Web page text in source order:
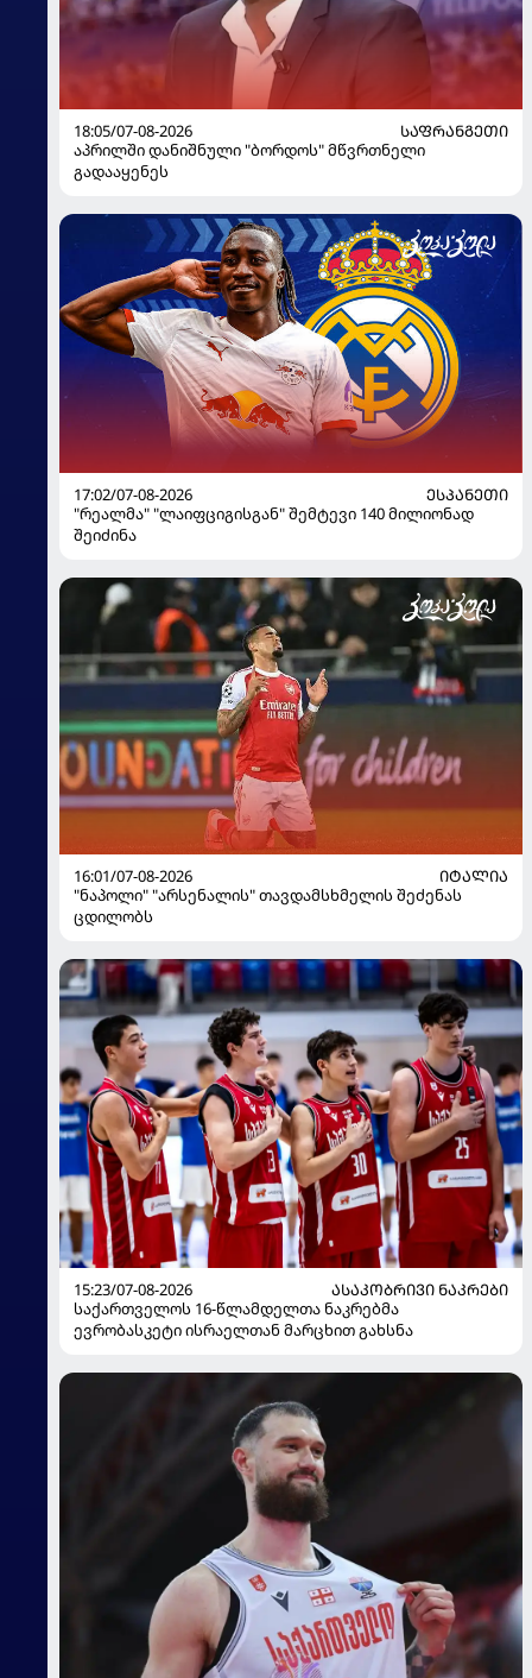
18:05/07-08-2026
ᲡᲐᲤᲠᲐᲜᲒᲔᲗᲘ
აპრილში დანიშნული "ბორდოს" მწვრთნელი
გადააყენეს
17:02/07-08-2026
ᲔᲡᲞᲐᲜᲔᲗᲘ
"რეალმა" "ლაიფციგისგან" შემტევი 140 მილიონად
შეიძინა
16:01/07-08-2026
ᲘᲢᲐᲚᲘᲐ
"ნაპოლი" "არსენალის" თავდამსხმელის შეძენას
ცდილობს
15:23/07-08-2026
ᲐᲡᲐᲙᲝᲑᲠᲘᲕᲘ ᲜᲐᲙᲠᲔᲑᲘ
საქართველოს 16-წლამდელთა ნაკრებმა
ევრობასკეტი ისრაელთან მარცხით გახსნა